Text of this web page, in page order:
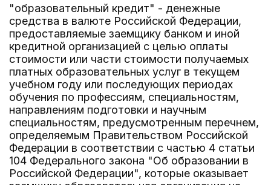
"образовательный кредит" - денежные
средства в валюте Российской Федерации,
предоставляемые заемщику банком и иной
кредитной организацией с целью оплаты
стоимости или части стоимости получаемых
платных образовательных услуг в текущем
учебном году или последующих периодах
обучения по профессиям, специальностям,
направлениям подготовки и научным
специальностям, предусмотренным перечнем,
определяемым Правительством Российской
Федерации в соответствии с частью 4 статьи
104 Федерального закона "Об образовании в
Российской Федерации", которые оказывает